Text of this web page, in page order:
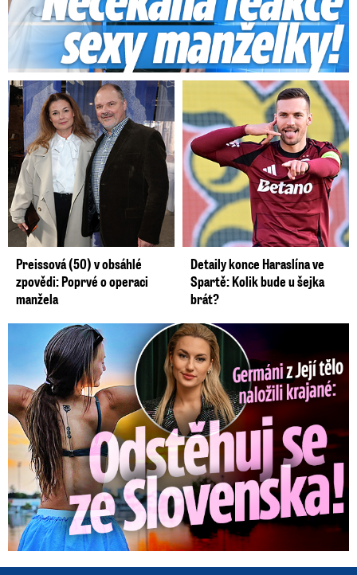
Preissová (50) v obsáhlé
zpovědi: Poprvé o operaci
manžela
Detaily konce Haraslína ve
Spartě: Kolik bude u šejka
brát?
Germáni z Jejího těla: Odstěhuj se, vzkázali jí krajané